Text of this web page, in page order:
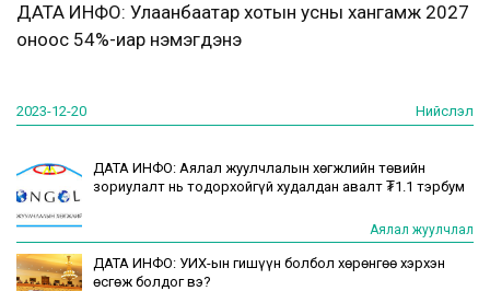
ДАТА ИНФО: Улаанбаатар хотын усны хангамж 2027
оноос 54%-иар нэмэгдэнэ
2023-12-20 Нийслэл
ДАТА ИНФО: Аялал жуулчлалын хөгжлийн төвийн
зориулалт нь тодорхойгүй худалдан авалт ₮1.1 тэрбум
Аялал жуулчлал
ДАТА ИНФО: УИХ-ын гишүүн болбол хөрөнгөө хэрхэн
өсгөж болдог вэ?